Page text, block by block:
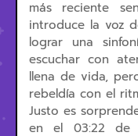
más reciente
introduce la voz
lograr una
escuchar con
llena de vida,
rebeldía con el
Justo es
en el 03:22 de